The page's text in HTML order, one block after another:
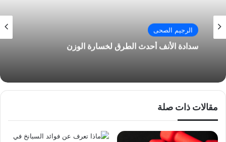
الرجيم الصحى
سدادة الأنف أحدث الطرق لخسارة الوزن
مقالات ذات صلة